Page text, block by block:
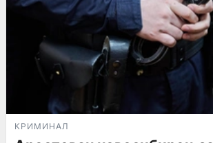
КРИМИНАЛ